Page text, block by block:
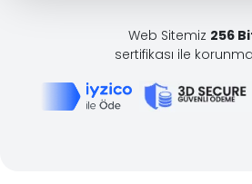
Web Sitemiz 256
sertifikası ile